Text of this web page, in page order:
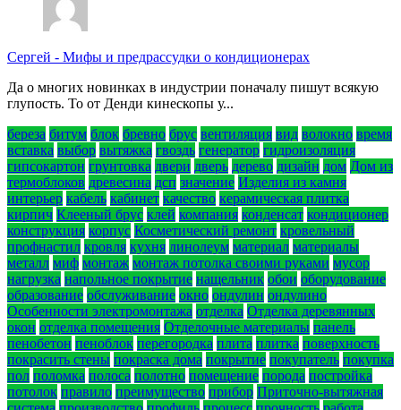
Сергей - Мифы и предрассудки о кондиционерах
Да о многих новинках в индустрии поначалу пишут всякую
глупость. То от Денди кинескопы у...
береза битум блок бревно брус вентиляция вид волокно время
вставка выбор вытяжка гвоздь генератор гидроизоляция
гипсокартон грунтовка двери дверь дерево дизайн дом Дом из
термоблоков древесина дсп значение Изделия из камня
интерьер кабель кабинет качество керамическая плитка
кирпич Клееный брус клей компания конденсат кондиционер
конструкция корпус Косметический ремонт кровельный
профнастил кровля кухня линолеум материал материалы
металл миф монтаж монтаж потолка своими руками мусор
нагрузка напольное покрытие нащельник обои оборудование
образование обслуживание окно ондулин ондулино
Особенности электромонтажа отделка Отделка деревянных
окон отделка помещения Отделочные материалы панель
пенобетон пеноблок перегородка плита плитка поверхность
покрасить стены покраска дома покрытие покупатель покупка
пол поломка полоса полотно помещение порода постройка
потолок правило преимущество прибор Приточно-вытяжная